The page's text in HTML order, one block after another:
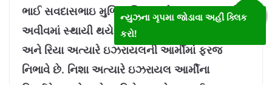
ભાઈ સવદાસભાઇ મુળિયાસિયા બંને ઇઝરાયલના તેલ
અવીવમાં સ્થાયી થયેલા છે. તેમની પુત્રીઓ નિશા
અને રિયા અત્યારે ઇઝરાયલની આર્મીમાં ફરજ
નિભાવે છે. નિશા અત્યારે ઇઝરાયલ આર્મીના
ન્યુઝના ગૃપમા જોડાવા અહીં ક્લિક
કરો!